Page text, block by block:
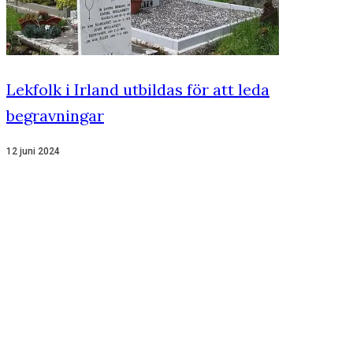
Lekfolk i Irland utbildas för att leda
begravningar
12 juni 2024